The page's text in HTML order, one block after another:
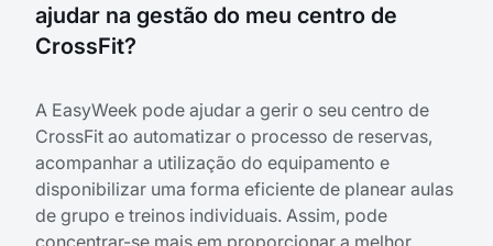
ajudar na gestão do meu centro de
CrossFit?
A EasyWeek pode ajudar a gerir o seu centro de
CrossFit ao automatizar o processo de reservas,
acompanhar a utilização do equipamento e
disponibilizar uma forma eficiente de planear aulas
de grupo e treinos individuais. Assim, pode